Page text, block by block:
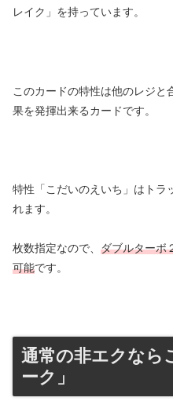
レイク」を持っています。
このカードの特性は他のレジと
果を発揮出来るカードです。
特性「こだいのえいち」はトラ
れます。
枚数指定なので、 ダブルターボ
可能です。
通常の非エクなら
ーク」